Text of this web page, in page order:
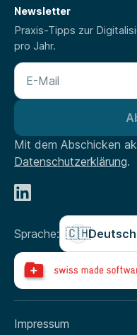
Newsletter
Praxis-Tipps zur
pro Jahr.
Mit dem Abschicken
Datenschutzerklärung.
Sprache: 🇨🇭
Impressum